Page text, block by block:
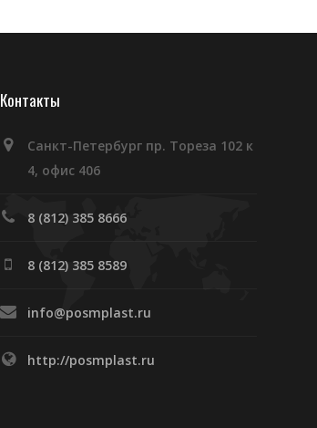
Контакты
Санкт-Петербург пр. Тореза 102 к
4, офис 406
8 (812) 385 8666
8 (812) 385 8589
info@posmplast.ru
http://posmplast.ru